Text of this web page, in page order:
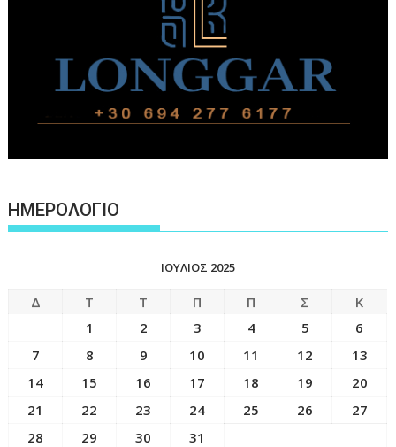
ΗΜΕΡΟΛΟΓΙΟ
ΙΟΎΛΙΟΣ 2025
Δ Τ Τ Π Π Σ
Κ
1
2 3 4 5
6
7
8 9 10 11 12
13
14
15 16 17 18 19
20
21
22 23 24 25 26
27
28
29 30 31